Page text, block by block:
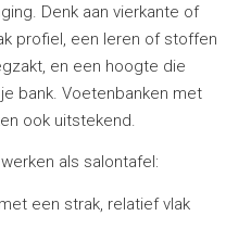
Denk aan vierkante of
profiel, een leren of stoffen
en een hoogte die
bank. Voetenbanken met
ook uitstekend.
als salontafel:
met een strak, relatief vlak